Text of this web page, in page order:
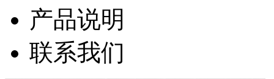
产品说明
联系我们